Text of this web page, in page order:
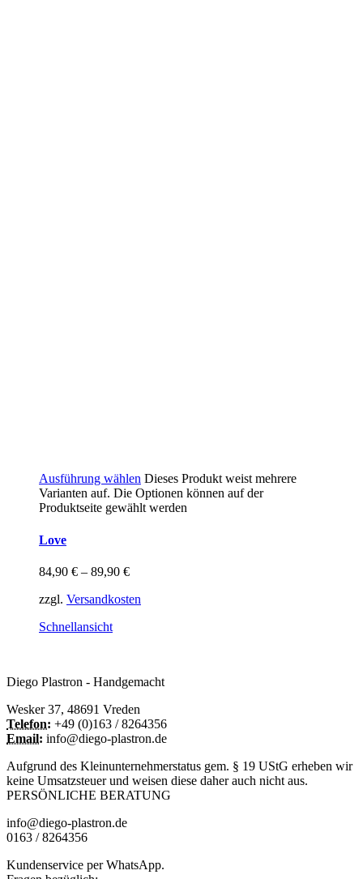
Ausführung wählen Dieses Produkt weist mehrere
Varianten auf. Die Optionen können auf der
Produktseite gewählt werden
Love
84,90 € – 89,90 €
zzgl. Versandkosten
Schnellansicht
Diego Plastron - Handgemacht
Wesker 37, 48691 Vreden
Telefon: +49 (0)163 / 8264356
Email: info@diego-plastron.de
Aufgrund des Kleinunternehmerstatus gem. § 19 UStG erheben wir
keine Umsatzsteuer und weisen diese daher auch nicht aus.
PERSÖNLICHE BERATUNG
info@diego-plastron.de
0163 / 8264356
Kundenservice per WhatsApp.